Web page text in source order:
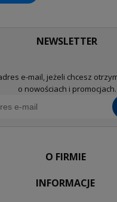
NEWSLETTER
e-mail, jeżeli chcesz
o nowościach i promocjach.
O FIRMIE
INFORMACJE